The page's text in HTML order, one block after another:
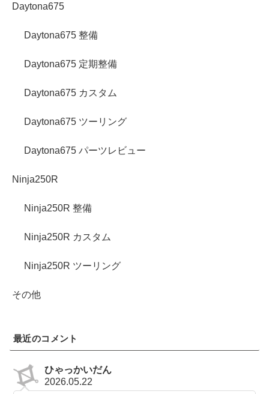
Daytona675
Daytona675 整備
Daytona675 定期整備
Daytona675 カスタム
Daytona675 ツーリング
Daytona675 パーツレビュー
Ninja250R
Ninja250R 整備
Ninja250R カスタム
Ninja250R ツーリング
その他
最近のコメント
ひゃっかいだん
2026.05.22